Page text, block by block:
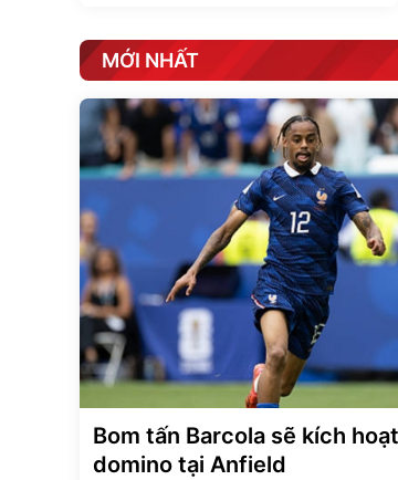
MỚI NHẤT
Bom tấn Barcola sẽ kích
domino tại Anfield